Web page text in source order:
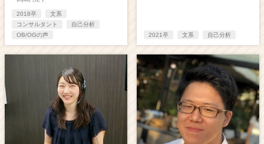
2018卒
文系
コンサルタント
自己分析
OB/OGの声
2021卒 文系 自己分析